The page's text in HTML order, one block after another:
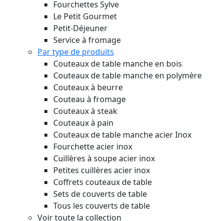
Fourchettes Sylve
Le Petit Gourmet
Petit-Déjeuner
Service à fromage
Par type de produits
Couteaux de table manche en bois
Couteaux de table manche en polymère
Couteaux à beurre
Couteau à fromage
Couteaux à steak
Couteaux à pain
Couteaux de table manche acier Inox
Fourchette acier inox
Cuillères à soupe acier inox
Petites cuillères acier inox
Coffrets couteaux de table
Sets de couverts de table
Tous les couverts de table
Voir toute la collection